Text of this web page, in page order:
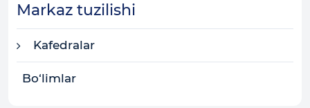
Markaz tuzilishi
Kafedralar
Bo‘limlar